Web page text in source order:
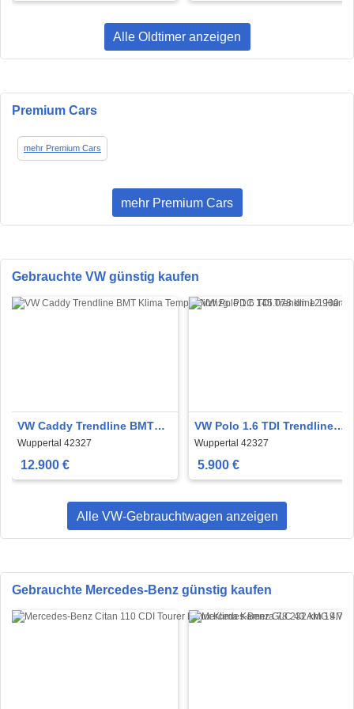
Alle Oldtimer anzeigen
Premium Cars
mehr Premium Cars
mehr Premium Cars
Gebrauchte VW günstig kaufen
VW Caddy Trendline BMT
Klima Tempo Sitzhzg. PDC
Wuppertal 42327
12.900 €
VW Polo 1.6 TDI Trendline
1.Hand
Wuppertal 42327
5.900 €
Alle VW-Gebrauchtwagen anzeigen
Gebrauchte Mercedes-Benz günstig kaufen